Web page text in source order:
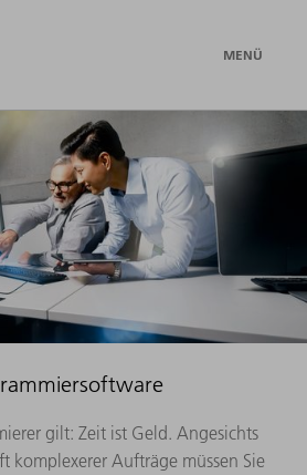
MENÜ
gilt: Zeit ist Geld. Angesichts
komplexerer Aufträge müssen Sie